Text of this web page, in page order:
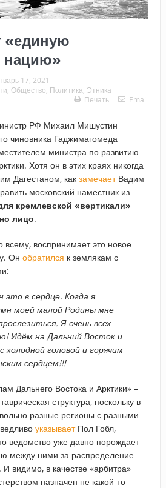
«единую
нацию»
17, 2021
Общество Политика Этника
Печать
Email
РФ Михаил Мишустин
чиновника Гаджимагомеда
министра по развитию
Хотя он в этих краях никогда
Дагестаном, как замечаетВадим
московский наместник из
кремлевской «вертикали»
лицо.
всему, воспринимает это новое
Он обратился к землякам с
это в сердце. Когда я
моей малой Родины мне
Я очень всех
Идём на Дальний Восток и
холодной головой и горячим
сердцем!!!
Дальнего Востока и Арктики» –
структура, поскольку в
разные регионы с разными
указываетПол Гобл,
ведомство уже давно порождает
между ними за распределение
видимо, в качестве «арбитра»
назначен не какой-то